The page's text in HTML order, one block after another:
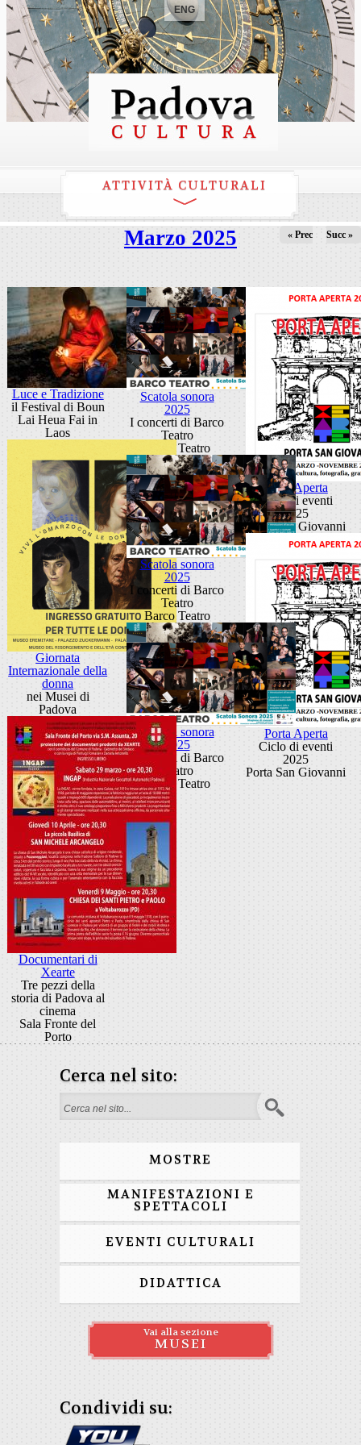
ENG
ATTIVITÀ CULTURALI
Marzo 2025 « Prec Succ »
Luce e Tradizione
il Festival di Boun
Lai Heua Fai in
Laos
Scatola sonora
2025
I concerti di Barco
Teatro
Barco Teatro
Porta Aperta
Ciclo di eventi
2025
Porta San Giovanni
Giornata
Internazionale della
donna
nei Musei di
Padova
Scatola sonora
2025
I concerti di Barco
Teatro
Barco Teatro
Porta Aperta
Ciclo di eventi
2025
Porta San Giovanni
Scatola sonora
2025
I concerti di Barco
Teatro
Barco Teatro
Documentari di
Xearte
Tre pezzi della
storia di Padova al
cinema
Sala Fronte del
Porto
Cerca nel sito:
Form di ricerca
MOSTRE
MANIFESTAZIONI E
SPETTACOLI
EVENTI CULTURALI
DIDATTICA
Vai alla sezione
MUSEI
Condividi su: